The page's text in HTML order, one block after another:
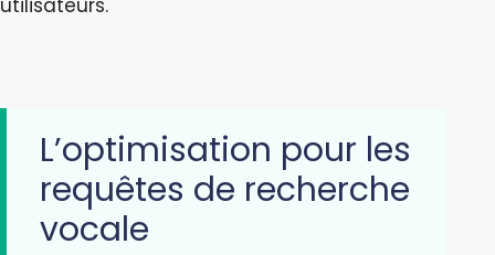
L’optimisation pour les
requêtes de recherche
vocale